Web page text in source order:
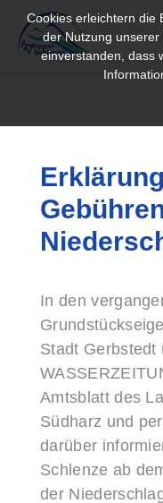
Cookies erleichtern die
der Nutzung
einverstanden, dass
In den
Stadt Gerbstedt
Amtsblatt des
Südharz und
darüber
Schlenze ab
der